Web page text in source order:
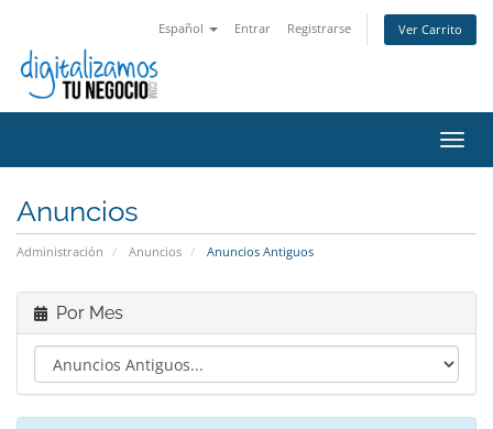
Español Entrar Registrarse Ver Carrito
Anuncios
Administración Anuncios Anuncios Antiguos
Por Mes